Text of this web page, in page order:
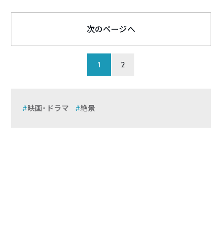
1 2
次のページへ
映画・ドラマ 絶景